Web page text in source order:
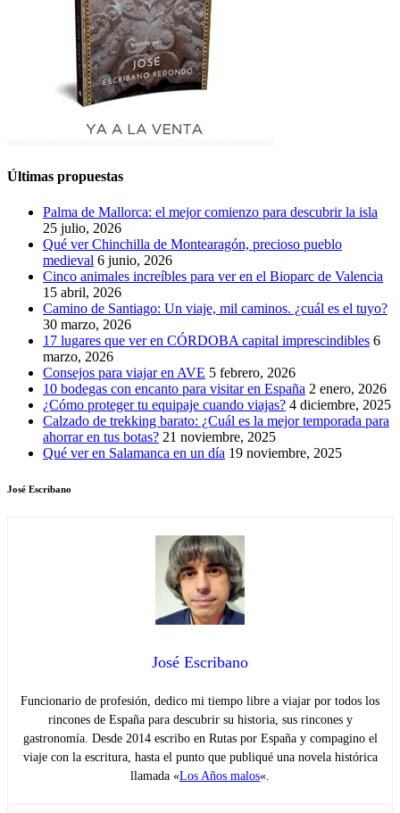
Últimas propuestas
Palma de Mallorca: el mejor comienzo para descubrir la isla
25 julio, 2026
Qué ver Chinchilla de Montearagón, precioso pueblo
medieval 6 junio, 2026
Cinco animales increíbles para ver en el Bioparc de Valencia
15 abril, 2026
Camino de Santiago: Un viaje, mil caminos. ¿cuál es el tuyo?
30 marzo, 2026
17 lugares que ver en CÓRDOBA capital imprescindibles 6
marzo, 2026
Consejos para viajar en AVE 5 febrero, 2026
10 bodegas con encanto para visitar en España 2 enero, 2026
¿Cómo proteger tu equipaje cuando viajas? 4 diciembre, 2025
Calzado de trekking barato: ¿Cuál es la mejor temporada para
ahorrar en tus botas? 21 noviembre, 2025
Qué ver en Salamanca en un día 19 noviembre, 2025
José Escribano
José Escribano
Funcionario de profesión, dedico mi tiempo libre a viajar por todos los
rincones de España para descubrir su historia, sus rincones y
gastronomía. Desde 2014 escribo en Rutas por España y compagino el
viaje con la escritura, hasta el punto que publiqué una novela histórica
llamada «Los Años malos«.